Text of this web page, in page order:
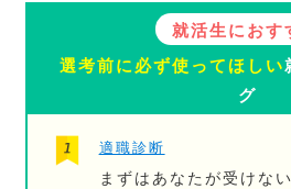
就活生におす
選考前に必ず使ってほしい
グ
適職診断
まずはあなたが受けな